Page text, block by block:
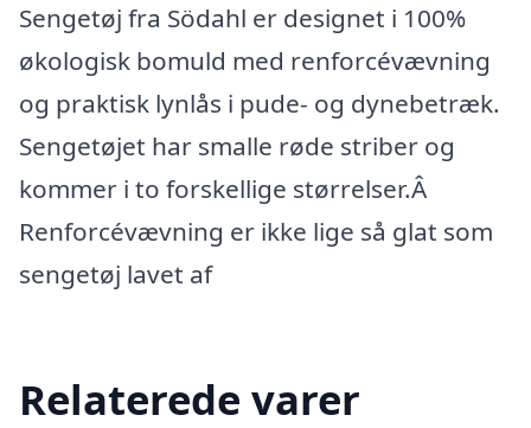
Sengetøj fra Södahl er designet i 100%
økologisk bomuld med renforcévævning
og praktisk lynlås i pude- og dynebetræk.
Sengetøjet har smalle røde striber og
kommer i to forskellige størrelser.Â
Renforcévævning er ikke lige så glat som
sengetøj lavet af
Relaterede varer